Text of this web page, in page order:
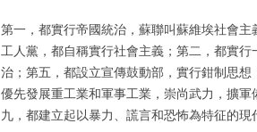
第一，都實行帝國統治，蘇聯叫蘇維埃社會
工人黨，都自稱實行社會主義；第二，都實
治；第五，都設立宣傳鼓動部，實行鉗制思
優先發展重工業和軍事工業，崇尚武力，擴
九，都建立起以暴力、謊言和恐怖為特征的現